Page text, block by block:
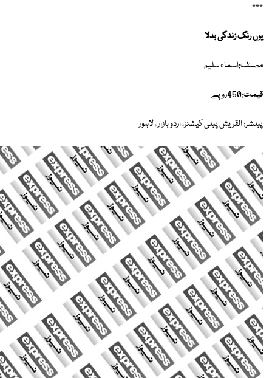
٭٭٭
یوں رنگ زندگی بدلا
مصنف:اسماء سلیم
قیمت:450روپے
پبلشر: القریش پبلی کیشنز، اردو بازار ، لاہور